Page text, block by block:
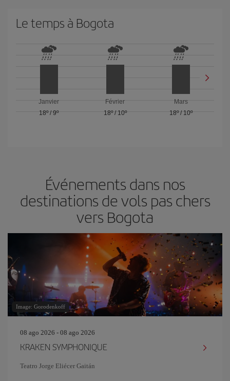
Le temps à Bogota
Janvier
18º/9º
Février
18º/ 10º
Mars
18º/ 10º
Événements dans nos
destinations de vols pas chers
vers Bogota
Image: Gorodenkoff
08 ago 2026 - 08 ago 2026
KRAKEN SYMPHONIQUE
Teatro Jorge Eliécer Gaitán